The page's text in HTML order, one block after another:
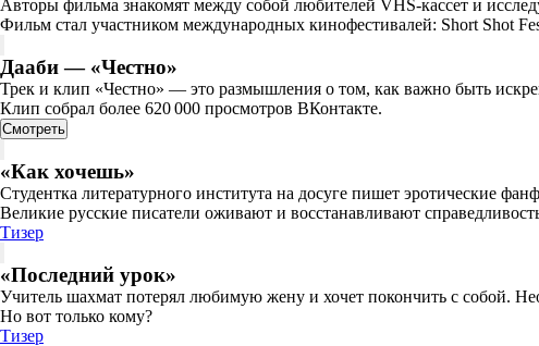
Авторы фильма знакомят между собой любителей VHS-кассет и
Фильм стал участником международных кинофестивалей: Short Shot
Дааби — «Честно»
Трек и клип «Честно» — это размышления о том, как важно быть
Клип собрал более 620 000 просмотров ВКонтакте.
Смотреть
«Как хочешь»
Студентка литературного института на досуге пишет эротические
Великие русские писатели оживают и восстанавливают
Тизер
«Последний урок»
Учитель шахмат потерял любимую жену и хочет покончить с собой.
Но вот только кому?
Тизер